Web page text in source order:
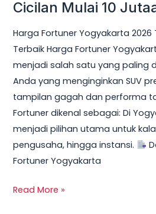
Cicilan Mulai 10
Harga Fortuner Yogyakarta 2026
Terbaik Harga Fortuner
menjadi salah satu yang paling
Anda yang menginginkan SUV
tampilan gagah dan performa
Fortuner dikenal sebagai: Di
menjadi pilihan utama untuk
pengusaha, hingga instansi.
Fortuner Yogyakarta
Yogyakarta
Terbaru:
Promo,
DP
Ringan
&
Cicilan
Mulai
10
Jutaan
Read More »